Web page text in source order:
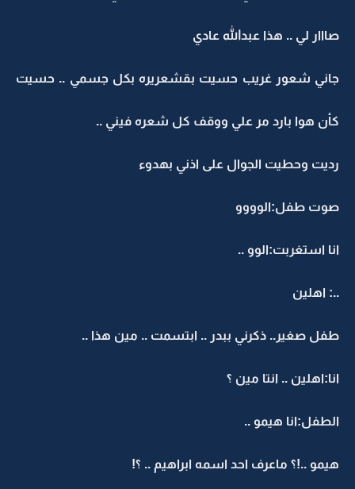
صااار لي .. هذا عبدالله عادي
جاني شعور غريب حسيت بقشعريره بكل جسمي .. حسيت
كأن هوا بارد مر علي ووقف كل شعره فيني ..
رديت وحطيت الجوال على اذني بهدوء
صوت طفل:الوووو
انا استغربت:الوو ..
..: اهلين
طفل صغير.. ذكرني ببدر .. ابتسمت .. مين هذا ..
انا:اهلين .. انتا مين ؟
الطفل:انا هيمو ..
هيمو ..!؟ ماعرف احد اسمه ابراهيم .. ؟!